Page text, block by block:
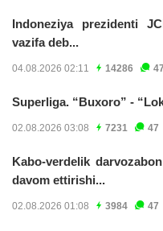
Indoneziya prezidenti
vazifa deb...
04.08.2026 02:11 14286 47
Superliga. “Buxoro” -
02.08.2026 03:08 7231 47
Kabo-verdelik
davom ettirishi...
02.08.2026 01:08 3984 47